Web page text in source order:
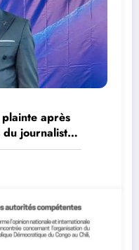
après
journaliste
patrouilleurs